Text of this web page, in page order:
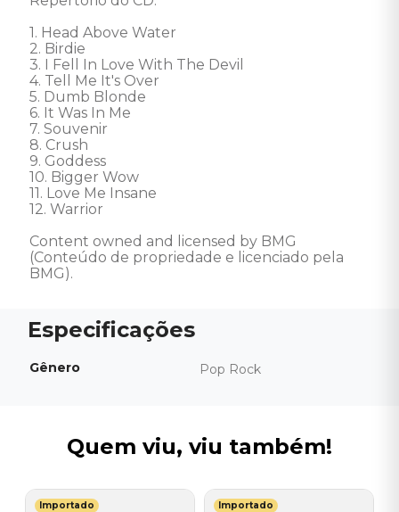
1. Head Above Water
2. Birdie
3. I Fell In Love With The Devil
4. Tell Me It's Over
5. Dumb Blonde
6. It Was In Me
7. Souvenir
8. Crush
9. Goddess
10. Bigger Wow
11. Love Me Insane
12. Warrior
Content owned and licensed by BMG
(Conteúdo de propriedade e licenciado pela
BMG).
Gênero Pop Rock
Quem viu, viu também!
Importado Importado